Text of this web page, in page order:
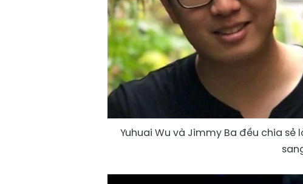
Yuhuai Wu và Jimmy Ba đều chia